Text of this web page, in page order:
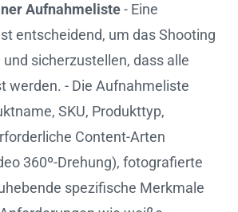
Aufnahmeliste- Eine
entscheidend, um das Shooting
sicherzustellen, dass alle
werden. - Die Aufnahmeliste
SKU, Produkttyp,
Content-Arten
360º-Drehung), fotografierte
spezifische Merkmale